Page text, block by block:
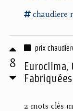
chaudiere
8
prix
Euroclima,
2 mots clés